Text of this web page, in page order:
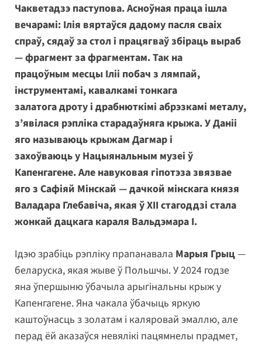
Чакветадзэ паступова. Асноўная праца ішла
вечарамі: Ілія вяртаўся дадому пасля сваіх
спраў, сядаў за стол і працягваў збіраць выраб
— фрагмент за фрагментам. Так на
працоўным месцы Іліі побач з лямпай,
інструментамі, кавалкамі тонкага
залатога дроту і драбнюткімі абрэзкамі металу,
з’явілася рэпліка старадаўняга крыжа. У Даніі
яго называюць крыжам Дагмар і
захоўваюць у Нацыянальным музеі ў
Капенгагене. Але навуковая гіпотэза звязвае
яго з Сафіяй Мінскай — дачкой мінскага князя
Валадара Глебавіча, якая ў XII стагоддзі стала
жонкай дацкага караля Вальдэмара I.
Ідэю зрабіць рэпліку прапанавала Марыя Грыц—
беларуска, якая жыве ў Польшчы. У 2024 годзе
яна ўпершыню ўбачыла арыгінальны крыж у
Капенгагене. Яна чакала ўбачыць яркую
каштоўнасць з золатам і каляровай эмаллю, але
перад ёй аказаўся невялікі пацямнелы прадмет,